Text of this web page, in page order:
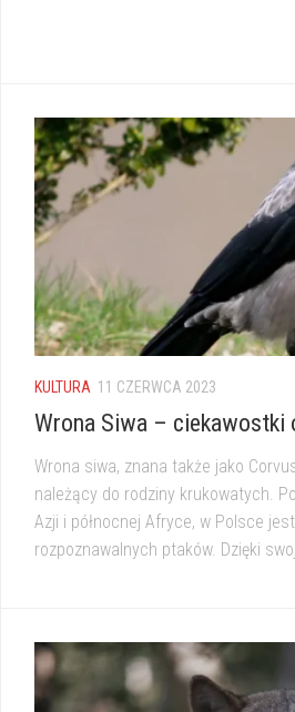
KULTURA 11 CZERWCA 2023
Wrona Siwa – ciekawostki
Wrona siwa, znana także jako
należący do rodziny krukowatych.
Azji i północnej Afryce, w Polsce
rozpoznawalnych ptaków. Dzięki